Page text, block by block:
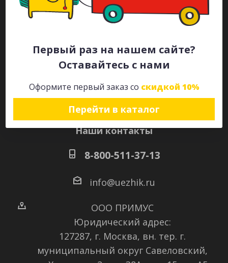
Первый раз на нашем сайте?
Оставайтесь с нами
Оформите первый заказ со скидкой 10%
Перейти в каталог
Будьте всегда в курсе!
Наши контакты
8-800-511-37-13
info@uezhik.ru
ООО ПРИМУС
Юридический адрес:
127287, г. Москва, вн. тер. г.
муниципальный округ Савеловский,